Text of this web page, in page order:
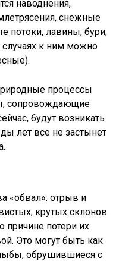
наводнения,
снежные
потоки, лавины, бури,
к ним можно
процессы
сопровождающие
будут возникать
лет все не застынет
«обвал»: отрыв и
крутых склонов
причине потери их
Это могут быть как
обрушившиеся с